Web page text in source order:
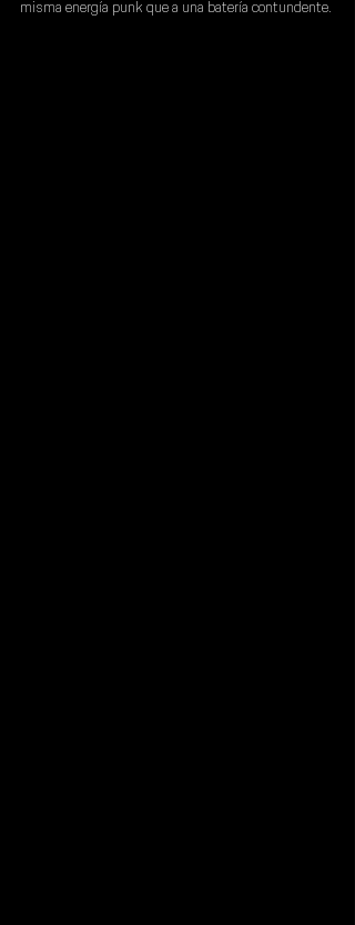
misma energía punk que a una batería contundente.